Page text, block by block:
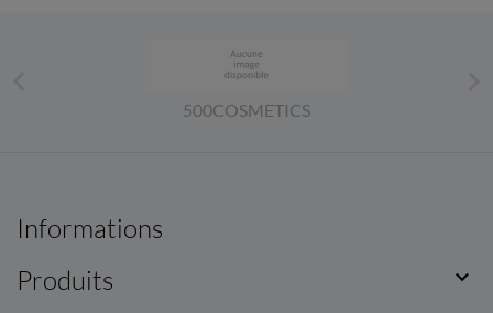
500COSMETICS
Informations
Produits
